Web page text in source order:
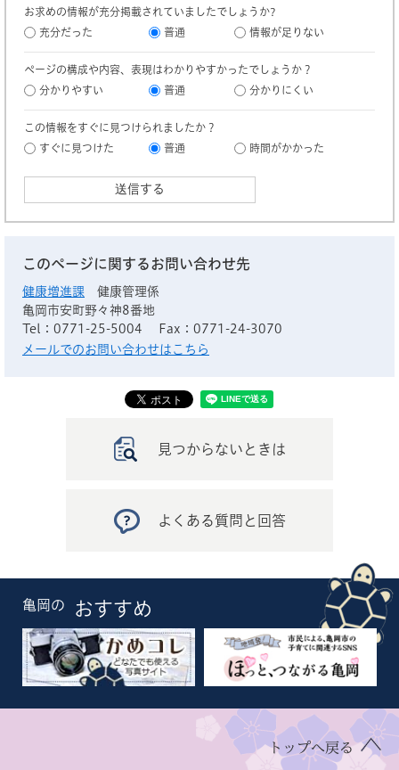
お求めの情報が充分掲載されていましたでしょうか?
充分だった
普通 情報が足りない
ページの構成や内容、表現はわかりやすかったでしょうか？
分かりやすい
普通 分かりにくい
この情報をすぐに見つけられましたか？
すぐに見つけた
普通 時間がかかった
このページに関するお問い合わせ先
健康増進課
健康管理係
亀岡市安町野々神8番地
Tel：0771-25-5004
Fax：0771-24-3070
メールでのお問い合わせはこちら
見つからないときは
よくある質問と回答
亀岡の おすすめ
トップへ戻る